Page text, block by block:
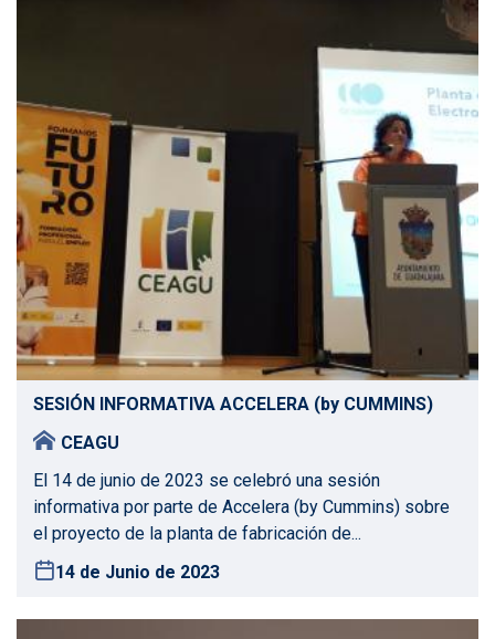
SESIÓN INFORMATIVA ACCELERA (by CUMMINS)
CEAGU
El 14 de junio de 2023 se celebró una sesión
informativa por parte de Accelera (by Cummins) sobre
el proyecto de la planta de fabricación de...
14 de Junio de 2023